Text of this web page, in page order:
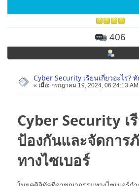
406
Cyber Security เรียนเกี่ยวอะไร?
« เมื่อ: กรกฎาคม 19, 2024, 06:24:13 AM
Cyber Security เ
ป้องกันและจัดการ
ทางไซเบอร์